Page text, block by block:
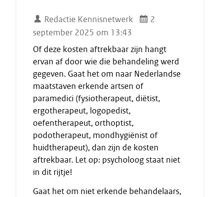
Redactie Kennisnetwerk
2
september 2025 om 13:43
Of deze kosten aftrekbaar zijn hangt
ervan af door wie die behandeling werd
gegeven. Gaat het om naar Nederlandse
maatstaven erkende artsen of
paramedici (fysiotherapeut, diëtist,
ergotherapeut, logopedist,
oefentherapeut, orthoptist,
podotherapeut, mondhygiënist of
huidtherapeut), dan zijn de kosten
aftrekbaar. Let op: psycholoog staat niet
in dit rijtje!
Gaat het om niet erkende behandelaars,